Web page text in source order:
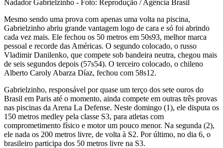
Nadador Gabrielzinho - Foto: Reprodução / Agência Brasil
Mesmo sendo uma prova com apenas uma volta na piscina,
Gabrielzinho abriu grande vantagem logo de cara e só foi abrindo
cada vez mais. Ele fechou os 50 metros em 50s93, melhor marca
pessoal e recorde das Américas. O segundo colocado, o russo
Vladimir Danilenko, que compete sob bandeira neutra, chegou mais
de seis segundos depois (57s54). O terceiro colocado, o chileno
Alberto Caroly Abarza Díaz, fechou com 58s12.
Gabrielzinho, responsável por quase um terço dos sete ouros do
Brasil em Paris até o momento, ainda compete em outras três provas
nas piscinas da Arena La Defense. Neste domingo (1), ele disputa os
150 metros medley pela classe S3, para atletas com
comprometimento físico e motor um pouco menor. Na segunda (2),
ele nada os 200 metros livre, de volta à S2. Por último, no dia 6, o
brasileiro participa dos 50 metros livre na S3.